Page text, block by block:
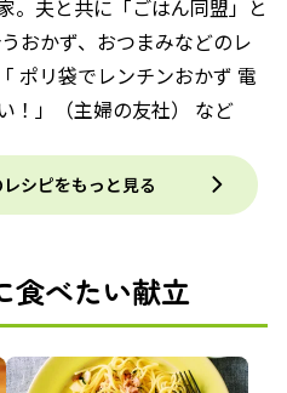
。夫と共に「ごはん同盟」と
おかず、おつまみなどのレ
ポリ袋でレンチンおかず 電
！」（主婦の友社） など
シピをもっと見る
食べたい献立